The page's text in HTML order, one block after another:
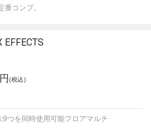
コンプ。
EFFECTS
(税込)
つを同時使用可能フロアマルチ